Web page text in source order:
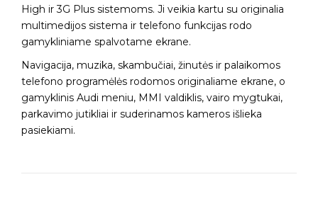
High ir 3G Plus sistemoms. Ji veikia kartu su originalia
multimedijos sistema ir telefono funkcijas rodo
gamykliniame spalvotame ekrane.
Navigacija, muzika, skambučiai, žinutės ir palaikomos
telefono programėlės rodomos originaliame ekrane, o
gamyklinis Audi meniu, MMI valdiklis, vairo mygtukai,
parkavimo jutikliai ir suderinamos kameros išlieka
pasiekiami.